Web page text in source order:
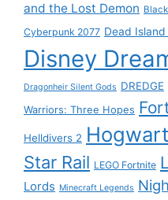
and the Lost Demon
Cyberpunk 2077 Dead Island
Disney
Dragonheir Silent Gods DREDGE
Warriors: Three Hopes
Helldivers 2
Star Rail LEGO Fortnite
Lords Minecraft Legends